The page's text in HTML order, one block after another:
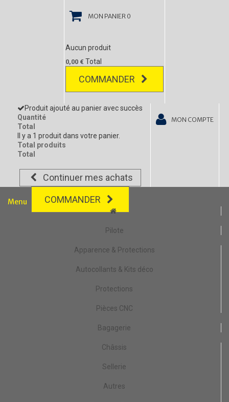
MON PANIER 0
Aucun produit
0,00 € Total
COMMANDER
Produit ajouté au panier avec succès
Quantité
Total
Il y a 1 produit dans votre panier.
Total produits
Total
Continuer mes achats
COMMANDER
MON COMPTE
Menu
Pilote
Apparence & Protections
Autocollants & Kits déco
Protections
Pièces CNC
Bagagerie
Châssis
Sellerie
Autres